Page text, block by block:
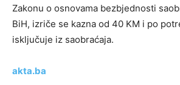
Zakonu o osnovama bezbjednosti
BiH, izriče se kazna od 40 KM i po
isključuje iz saobraćaja.
akta.ba